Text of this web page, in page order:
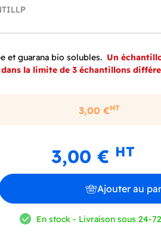
et guarana bio solubles. Un
dans la limite de 3 échantillons
3,00 €HT
3,00 € HT
Ajouter au
En stock - Livraison sous 24-